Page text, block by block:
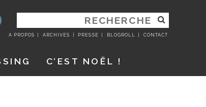
RECHERCHER
:
A PROPOS ARCHIVES PRESSE BLOGROLL CONTACT
C’EST NOËL !